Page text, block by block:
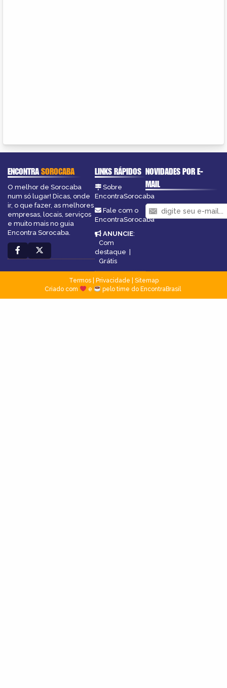
ENCONTRASOROCABA
O melhor de Sorocaba
num só lugar! Dicas, onde
ir, o que fazer, as melhores
empresas, locais, serviços
e muito mais no guia
Encontra Sorocaba.
LINKS RÁPIDOS
Sobre
EncontraSorocaba
Fale com o
EncontraSorocaba
ANUNCIE:
Com
destaque |
Grátis
NOVIDADES POR E-
MAIL
Termos| Privacidade
Sitemap
Criado com
e pelo time do EncontraBrasil